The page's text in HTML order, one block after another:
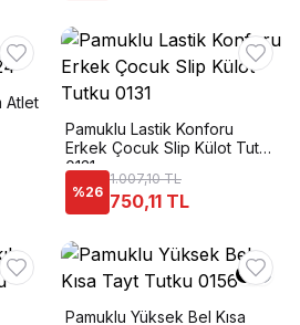
Atlet
Pamuklu Lastik Konforu
Erkek Çocuk Slip Külot Tutku
0131
%26
1.007,10 TL
750,11 TL
Pamuklu Yüksek Bel Kısa